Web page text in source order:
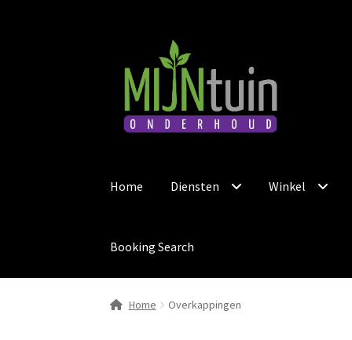
naar
navigatie
inhoud
Home Diensten Winkel
Booking Search
Home Overkappingen